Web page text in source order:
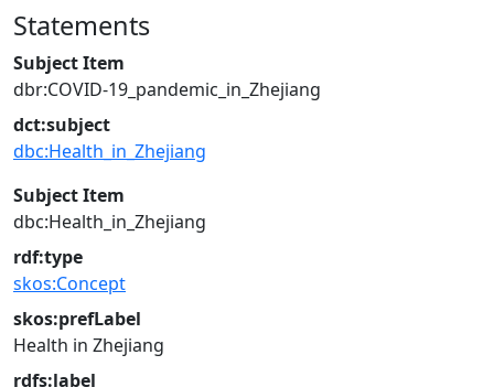
Statements
Subject Item
dbr:COVID-19_pandemic_in_Zhejiang
dct:subject
dbc:Health_in_Zhejiang
Subject Item
dbc:Health_in_Zhejiang
rdf:type
skos:Concept
skos:prefLabel
Health in Zhejiang
rdfs:label